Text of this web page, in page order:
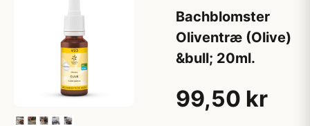
Bachblomster
Oliventræ (Olive)
&bull; 20ml.
99,50 kr